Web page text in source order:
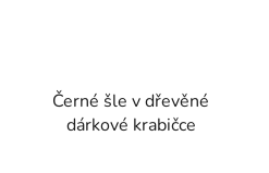
Černé šle v dřevěné
dárkové krabičce